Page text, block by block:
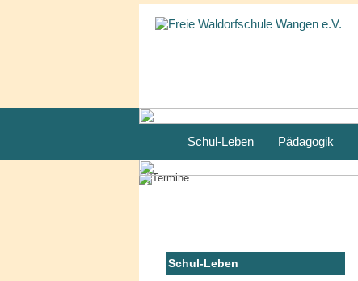
Schul-Leben Pädagogik
Schul-Leben